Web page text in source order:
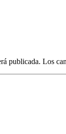
publicada. Los